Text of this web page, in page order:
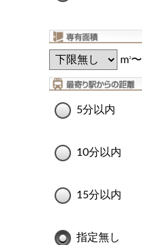
m2〜
5分以内
10分以内
15分以内
指定無し